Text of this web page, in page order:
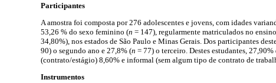
Participantes
A amostra foi composta por 276 adolescentes e jovens, com idades
53,26 % do sexo feminino (n = 147), regularmente matriculados no
34,80%), nos estados de São Paulo e Minas Gerais. Dos participantes
90) o segundo ano e 27,8% (n = 77) o terceiro. Destes estudantes,
(contrato/estágio) 8,60% e informal (sem algum tipo de contrato de
Instrumentos